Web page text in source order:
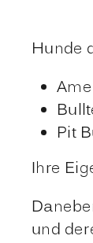
Hunde
Pit
Ihre
und